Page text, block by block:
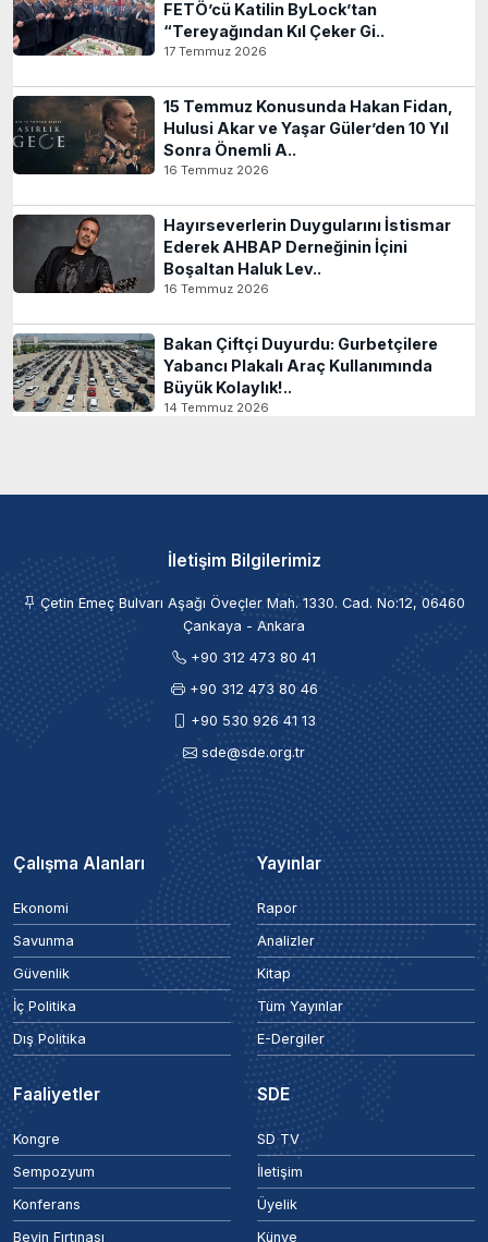
FETÖ’cü Katilin ByLock’tan
“Tereyağından Kıl Çeker Gi..
17 Temmuz 2026
15 Temmuz Konusunda Hakan Fidan,
Hulusi Akar ve Yaşar Güler’den 10 Yıl
Sonra Önemli A..
16 Temmuz 2026
Hayırseverlerin Duygularını İstismar
Ederek AHBAP Derneğinin İçini
Boşaltan Haluk Lev..
16 Temmuz 2026
Bakan Çiftçi Duyurdu: Gurbetçilere
Yabancı Plakalı Araç Kullanımında
Büyük Kolaylık!..
14 Temmuz 2026
İletişim Bilgilerimiz
Çetin Emeç Bulvarı Aşağı Öveçler Mah. 1330. Cad. No:12, 06460
Çankaya - Ankara
+90 312 473 80 41
+90 312 473 80 46
+90 530 926 41 13
sde@sde.org.tr
Çalışma Alanları
Ekonomi
Savunma
Güvenlik
İç Politika
Dış Politika
Yayınlar
Rapor
Analizler
Kitap
Tüm Yayınlar
E-Dergiler
Faaliyetler
Kongre
Sempozyum
Konferans
Beyin Fırtınası
SDE
SD TV
İletişim
Üyelik
Künye